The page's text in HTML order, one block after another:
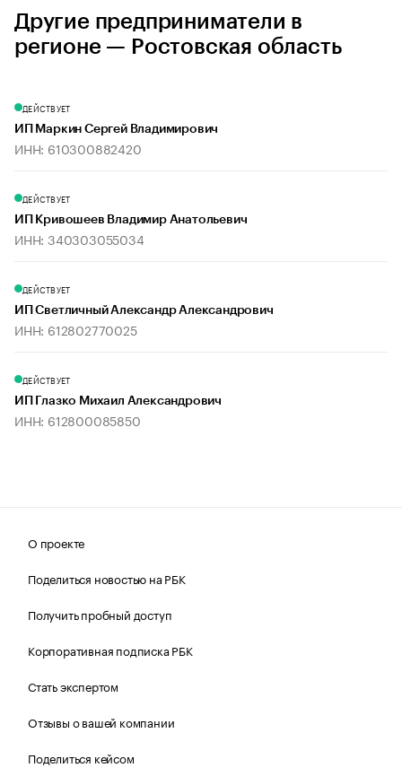
Другие предприниматели в
регионе — Ростовская область
ДЕЙСТВУЕТ
ИП Маркин Сергей Владимирович
ИНН: 610300882420
ДЕЙСТВУЕТ
ИП Кривошеев Владимир Анатольевич
ИНН: 340303055034
ДЕЙСТВУЕТ
ИП Светличный Александр Александрович
ИНН: 612802770025
ДЕЙСТВУЕТ
ИП Глазко Михаил Александрович
ИНН: 612800085850
О проекте
Поделиться новостью на РБК
Получить пробный доступ
Корпоративная подписка РБК
Стать экспертом
Отзывы о вашей компании
Поделиться кейсом